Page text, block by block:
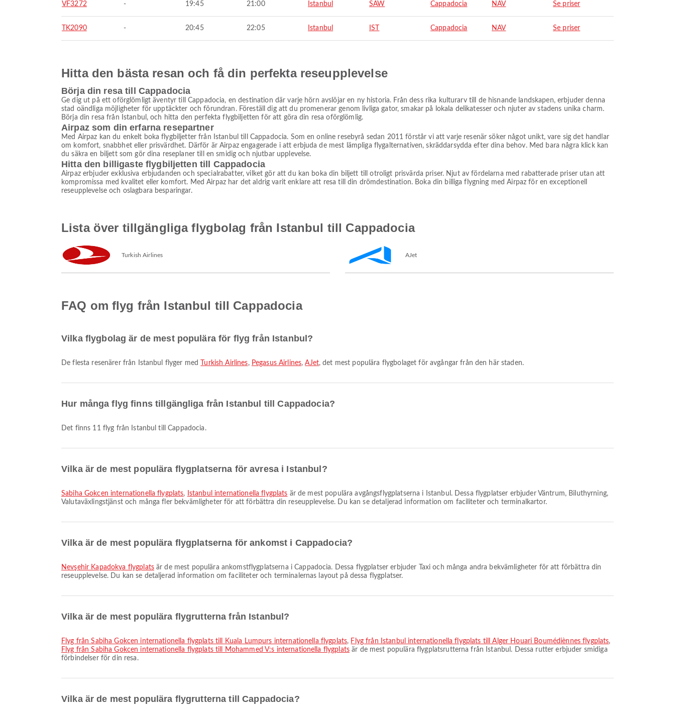
VF3272 - 19:45 21:00 Istanbul SAW Cappadocia NAV Se priser
TK2090 - 20:45 22:05 Istanbul IST Cappadocia NAV Se priser
Hitta den bästa resan och få din perfekta reseupplevelse
Börja din resa till Cappadocia
Ge dig ut på ett oförglömligt äventyr till Cappadocia, en destination där varje hörn avslöjar en ny historia. Från dess rika kulturarv till de hisnande landskapen, erbjuder denna
stad oändliga möjligheter för upptäckter och förundran. Föreställ dig att du promenerar genom livliga gator, smakar på lokala delikatesser och njuter av stadens unika charm.
Börja din resa från Istanbul, och hitta den perfekta flygbiljetten för att göra din resa oförglömlig.
Airpaz som din erfarna resepartner
Med Airpaz kan du enkelt boka flygbiljetter från Istanbul till Cappadocia. Som en online resebyrå sedan 2011 förstår vi att varje resenär söker något unikt, vare sig det handlar
om komfort, snabbhet eller prisvärdhet. Därför är Airpaz engagerade i att erbjuda de mest lämpliga flygalternativen, skräddarsydda efter dina behov. Med bara några klick kan
du säkra en biljett som gör dina reseplaner till en smidig och njutbar upplevelse.
Hitta den billigaste flygbiljetten till Cappadocia
Airpaz erbjuder exklusiva erbjudanden och specialrabatter, vilket gör att du kan boka din biljett till otroligt prisvärda priser. Njut av fördelarna med rabatterade priser utan att
kompromissa med kvalitet eller komfort. Med Airpaz har det aldrig varit enklare att resa till din drömdestination. Boka din billiga flygning med Airpaz för en exceptionell
reseupplevelse och oslagbara besparingar.
Lista över tillgängliga flygbolag från Istanbul till Cappadocia
Turkish Airlines AJet
FAQ om flyg från Istanbul till Cappadocia
Vilka flygbolag är de mest populära för flyg från Istanbul?
De flesta resenärer från Istanbul flyger med Turkish Airlines, Pegasus Airlines,AJet, det mest populära flygbolaget för avgångar från den här staden.
Hur många flyg finns tillgängliga från Istanbul till Cappadocia?
Det finns 11 flyg från Istanbul till Cappadocia.
Vilka är de mest populära flygplatserna för avresa i Istanbul?
Sabiha Gokcen internationella flygplats, Istanbul internationella flygplats är de mest populära avgångsflygplatserna i Istanbul. Dessa flygplatser erbjuder Väntrum, Biluthyrning,
Valutaväxlingstjänst och många fler bekvämligheter för att förbättra din reseupplevelse. Du kan se detaljerad information om faciliteter och terminalkartor.
Vilka är de mest populära flygplatserna för ankomst i Cappadocia?
Nevşehir Kapadokya flygplatsär de mest populära ankomstflygplatserna i Cappadocia. Dessa flygplatser erbjuder Taxi och många andra bekvämligheter för att förbättra din
reseupplevelse. Du kan se detaljerad information om faciliteter och terminalernas layout på dessa flygplatser.
Vilka är de mest populära flygrutterna från Istanbul?
Flyg från Sabiha Gokcen internationella flygplats till Kuala Lumpurs internationella flygplats, Flyg från Istanbul internationella flygplats till Alger Houari Boumédiènnes flygplats,
Flyg från Sabiha Gokcen internationella flygplats till Mohammed V:s internationella flygplats är de mest populära flygplatsrutterna från Istanbul. Dessa rutter erbjuder smidiga
förbindelser för din resa.
Vilka är de mest populära flygrutterna till Cappadocia?